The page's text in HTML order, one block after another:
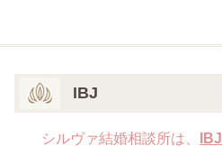
IBJ
シルヴァ結婚相談所は、 IBJ